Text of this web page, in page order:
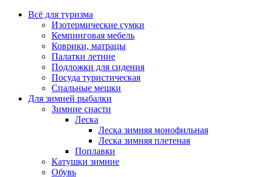
Всё для туризма
Изотермические сумки
Кемпинговая мебель
Коврики, матрацы
Палатки летние
Подложки для сидения
Посуда туристическая
Спальные мешки
Для зимней рыбалки
Зимние снасти
Леска
Леска зимняя монофильная
Леска зимняя плетеная
Поплавки
Катушки зимние
Обувь